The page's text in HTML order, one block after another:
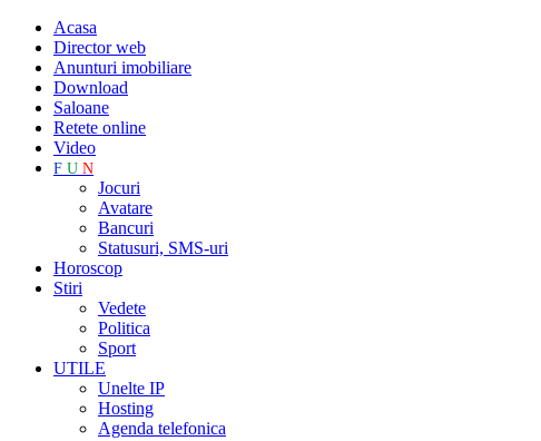
Acasa
Director web
Anunturi imobiliare
Download
Saloane
Retete online
Video
F U N
Jocuri
Avatare
Bancuri
Statusuri, SMS-uri
Horoscop
Stiri
Vedete
Politica
Sport
UTILE
Unelte IP
Hosting
Agenda telefonica